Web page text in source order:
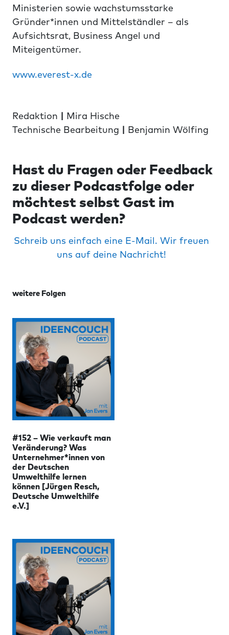
Ministerien sowie wachstumsstarke
Gründer*innen und Mittelständler – als
Aufsichtsrat, Business Angel und
Miteigentümer.
www.everest-x.de
Redaktion | Mira Hische
Technische Bearbeitung | Benjamin Wölfing
Hast du Fragen oder Feedback
zu dieser Podcastfolge oder
möchtest selbst Gast im
Podcast werden?
Schreib uns einfach eine E-Mail. Wir freuen
uns auf deine Nachricht!
weitere Folgen
#152 – Wie verkauft man
Veränderung? Was
Unternehmer*innen von
der Deutschen
Umwelthilfe lernen
können [Jürgen Resch,
Deutsche Umwelthilfe
e.V.]